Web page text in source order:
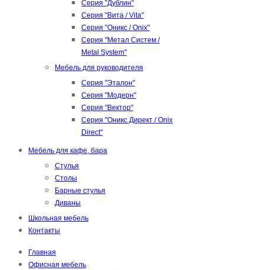
Серия "Дублин"
Серия "Вита / Vita"
Серия "Оникс / Onix"
Серия "Метал Систем /
Metal System"
Мебель для руководителя
Серия "Эталон"
Серия "Модерн"
Серия "Вектор"
Серия "Оникс Директ / Onix
Direct"
Мебель для кафе, бара
Стулья
Столы
Барные стулья
Диваны
Школьная мебель
Контакты
Главная
Офисная мебель